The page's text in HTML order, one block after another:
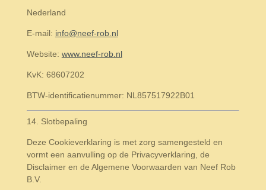
Nederland
E-mail: info@neef-rob.nl
Website: www.neef-rob.nl
KvK: 68607202
BTW-identificatienummer: NL857517922B01
14. Slotbepaling
Deze Cookieverklaring is met zorg samengesteld en
vormt een aanvulling op de Privacyverklaring, de
Disclaimer en de Algemene Voorwaarden van Neef Rob
B.V.